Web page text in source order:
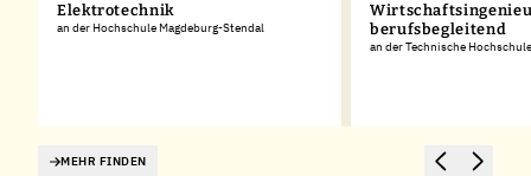
Elektrotechnik
an der Hochschule Magdeburg-Stendal
berufsbegleitend
an der Technische
MEHR FINDEN